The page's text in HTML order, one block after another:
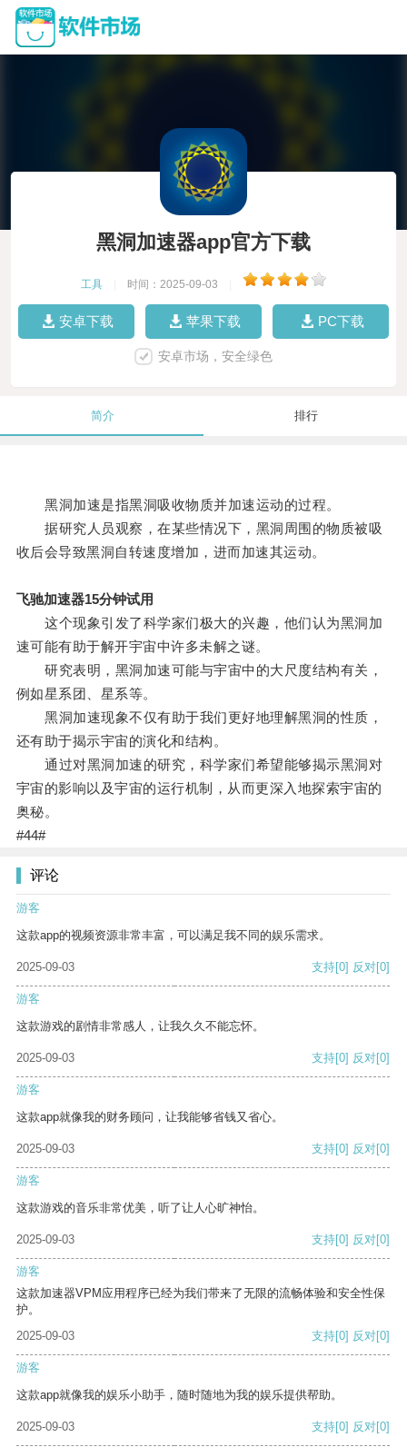
黑洞加速器app官方下载
工具 时间：2025-09-03
安卓下载 苹果下载 PC下载
安卓市场，安全绿色
简介 排行
黑洞加速是指黑洞吸收物质并加速运动的过程。
据研究人员观察，在某些情况下，黑洞周围的物质被吸
收后会导致黑洞自转速度增加，进而加速其运动。
飞驰加速器15分钟试用
这个现象引发了科学家们极大的兴趣，他们认为黑洞加
速可能有助于解开宇宙中许多未解之谜。
研究表明，黑洞加速可能与宇宙中的大尺度结构有关，
例如星系团、星系等。
黑洞加速现象不仅有助于我们更好地理解黑洞的性质，
还有助于揭示宇宙的演化和结构。
通过对黑洞加速的研究，科学家们希望能够揭示黑洞对
宇宙的影响以及宇宙的运行机制，从而更深入地探索宇宙的
奥秘。
#44#
评论
游客
这款app的视频资源非常丰富，可以满足我不同的娱乐需求。
2025-09-03 支持[0] 反对[0]
游客
这款游戏的剧情非常感人，让我久久不能忘怀。
2025-09-03 支持[0] 反对[0]
游客
这款app就像我的财务顾问，让我能够省钱又省心。
2025-09-03 支持[0] 反对[0]
游客
这款游戏的音乐非常优美，听了让人心旷神怡。
2025-09-03 支持[0] 反对[0]
游客
这款加速器VPM应用程序已经为我们带来了无限的流畅体验和安全性保
护。
2025-09-03
支持[0] 反对[0]
游客
这款app就像我的娱乐小助手，随时随地为我的娱乐提供帮助。
2025-09-03 支持[0] 反对[0]